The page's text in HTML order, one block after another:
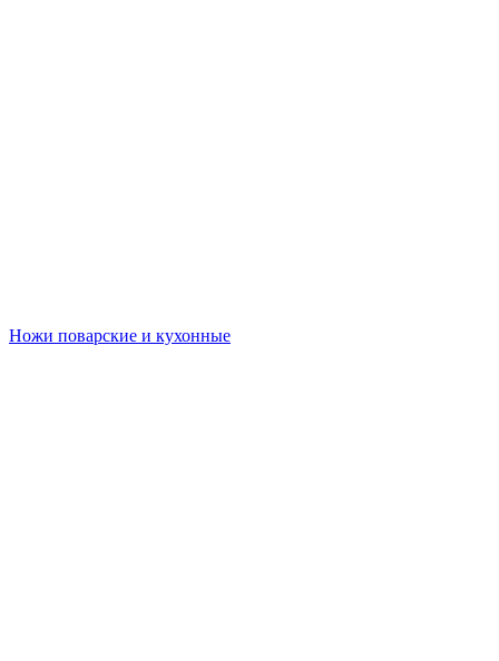
Ножи поварские и кухонные